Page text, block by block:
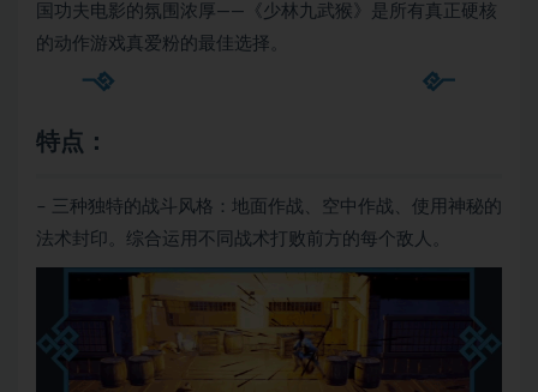
国功夫电影的氛围浓厚——《少林九武猴》是所有真正硬核
的动作游戏真爱粉的最佳选择。
特点：
– 三种独特的战斗风格：地面作战、空中作战、使用神秘的
法术封印。综合运用不同战术打败前方的每个敌人。